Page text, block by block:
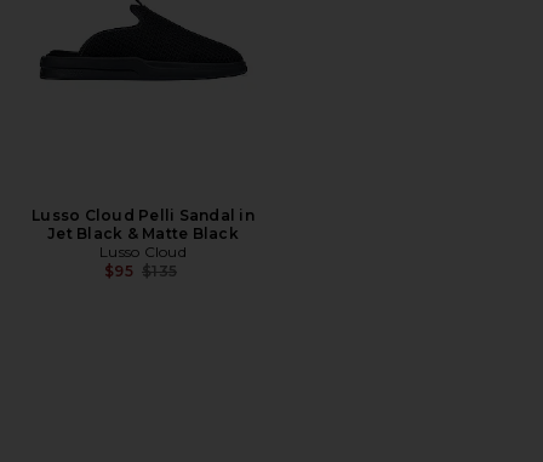
Lusso Cloud Pelli Sandal in
Jet Black & Matte Black
Lusso Cloud
$95 前の価格:
$135